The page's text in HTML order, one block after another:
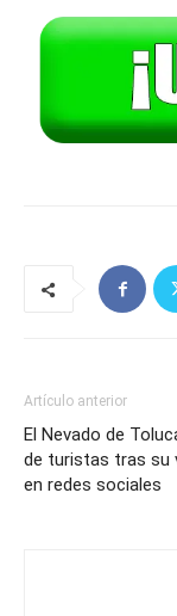
Artículo anterior
El Nevado de
de turistas tras su
en redes sociales